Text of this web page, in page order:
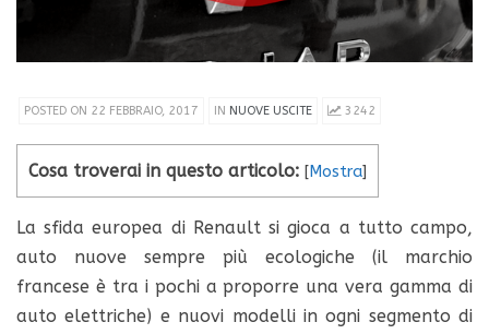
POSTED ON 22 FEBBRAIO, 2017 IN NUOVE USCITE 3242
Cosa troverai in questo articolo: [Mostra]
La sfida europea di Renault si gioca a tutto campo,
auto nuove sempre più ecologiche (il marchio
francese è tra i pochi a proporre una vera gamma di
auto elettriche) e nuovi modelli in ogni segmento di